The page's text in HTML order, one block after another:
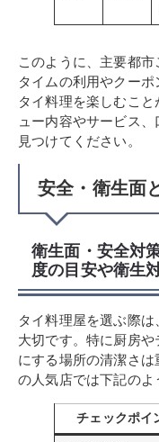
このように、主要都
タイムの利用やクー
タイ料理を楽しむこ
ュー内容やサービス
見つけてください。
安全・衛生面
衛生面・安全対
度の目安や衛生
タイ料理屋を選ぶ際
大切です。特に厨房
にする場所の清潔さは
の人気店では下記のよ
チェックポイ